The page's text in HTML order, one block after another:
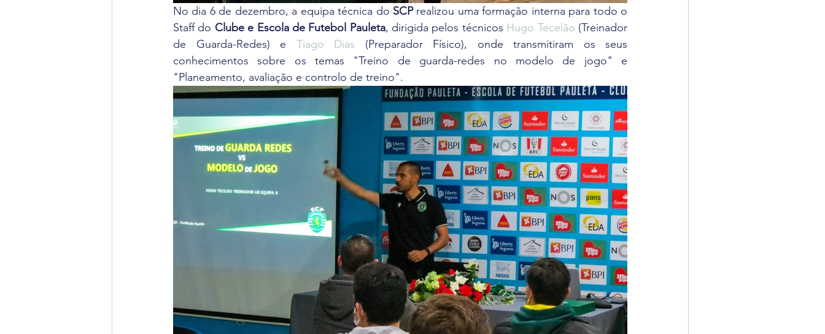
No dia 6 de dezembro, a equipa técnica do SCP realizou uma formação interna para todo o
Staff do Clube e Escola de Futebol Pauleta, dirigida pelos técnicos Hugo Tecelão (Treinador
de Guarda-Redes) e Tiago Dias (Preparador Físico), onde transmitiram os seus
conhecimentos sobre os temas "Treino de guarda-redes no modelo de jogo" e
"Planeamento, avaliação e controlo de treino".